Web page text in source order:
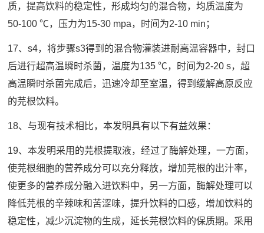
质，提高饮料的稳定性，形成均匀的混合物，均质温度为
50-100 ℃，压力为15-30 mpa，时间为2-10 min；
17、s4，将步骤s3得到的混合物灌装进耐高温容器中，封口
后进行超高温瞬时杀菌，温度为135 ℃，时间为2-20 s，超
高温瞬时杀菌完成后，迅速冷却至室温，得到缓解高原反应
的芫根饮料。
18、与现有技术相比，本发明具有以下有益效果：
19、本发明采用的芫根提取液，经过了酶解处理，一方面，
使芫根细胞的营养成分可以充分释放，增加芫根的出汁率，
使更多的营养成分融入进饮料中，另一方面，酶解处理可以
降低芫根的辛辣味和苦涩味，提升饮料的口感，增加饮料的
稳定性，减少沉淀物的生成，延长芫根饮料的保质期。采用